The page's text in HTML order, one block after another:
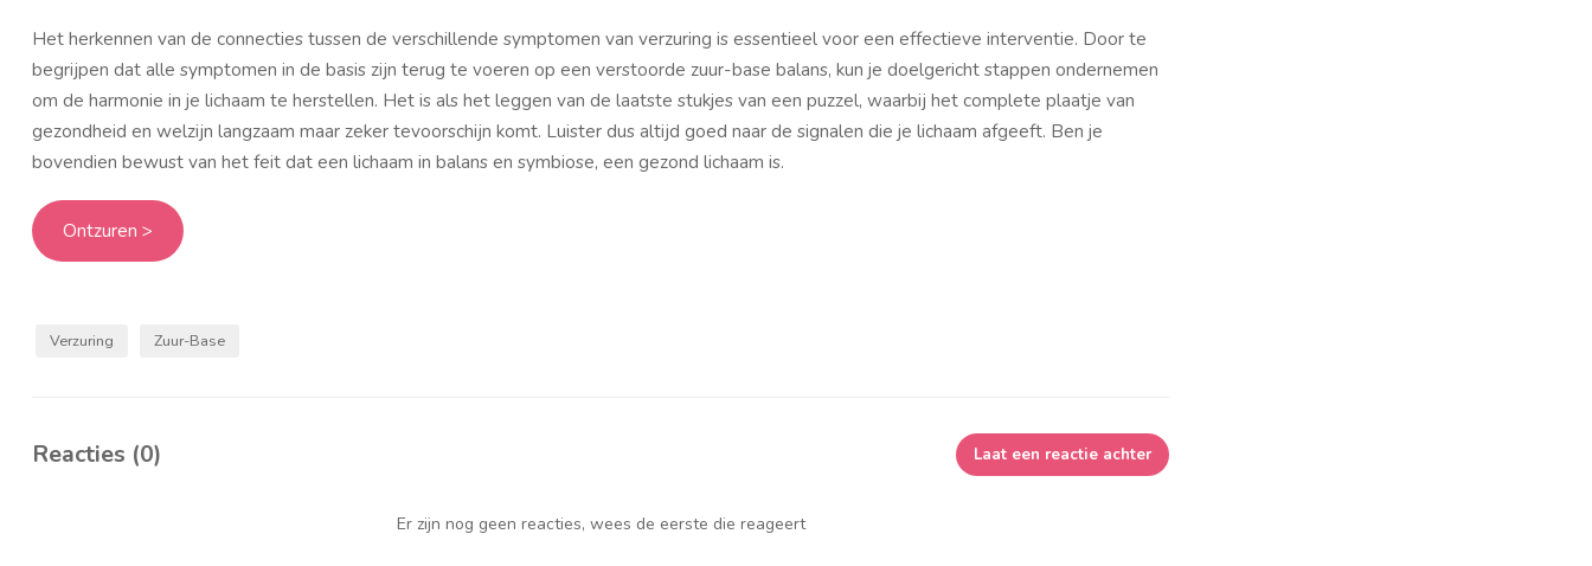
Het herkennen van de connecties tussen de verschillende symptomen van verzuring is essentieel voor een effectieve interventie. Door te
begrijpen dat alle symptomen in de basis zijn terug te voeren op een verstoorde zuur-base balans, kun je doelgericht stappen ondernemen
om de harmonie in je lichaam te herstellen. Het is als het leggen van de laatste stukjes van een puzzel, waarbij het complete plaatje van
gezondheid en welzijn langzaam maar zeker tevoorschijn komt. Luister dus altijd goed naar de signalen die je lichaam afgeeft. Ben je
bovendien bewust van het feit dat een lichaam in balans en symbiose, een gezond lichaam is.
Ontzuren >
Verzuring Zuur-Base
Reacties (0) Laat een reactie achter
Er zijn nog geen reacties, wees de eerste die reageert